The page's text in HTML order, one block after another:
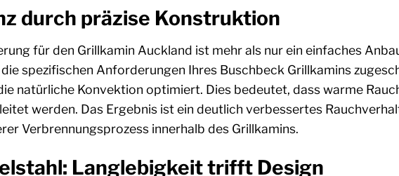
durch präzise Konstruktion
für den Grillkamin Auckland ist mehr als nur ein einfaches
spezifischen Anforderungen Ihres Buschbeck Grillkamins
natürliche Konvektion optimiert. Dies bedeutet, dass warme
werden. Das Ergebnis ist ein deutlich verbessertes
Verbrennungsprozess innerhalb des Grillkamins.
Langlebigkeit trifft Design